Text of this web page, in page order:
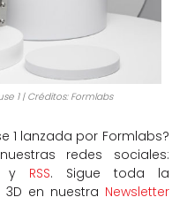
1 | Créditos: Formlabs
1 lanzada por Formlabs?
redes sociales:
y RSS. Sigue toda la
en nuestra Newsletter